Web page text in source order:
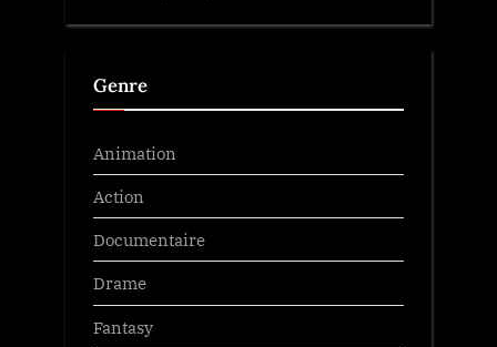
Genre
Animation
Action
Documentaire
Drame
Fantasy